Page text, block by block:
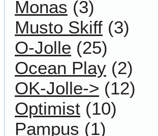
Monas (3)
Musto Skiff (3)
O-Jolle (25)
Ocean Play (2)
OK-Jolle-> (12)
Optimist (10)
Pampus (1)